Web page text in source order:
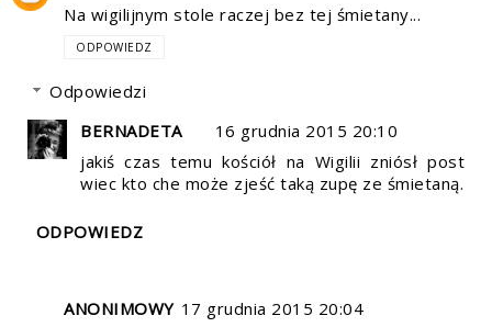
Na wigilijnym stole raczej bez tej śmietany...
ODPOWIEDZ
Odpowiedzi
BERNADETA
16 grudnia 2015 20:10
jakiś czas temu kościół na Wigilii zniósł post
wiec kto che może zjeść taką zupę ze śmietaną.
ODPOWIEDZ
ANONIMOWY 17 grudnia 2015 20:04